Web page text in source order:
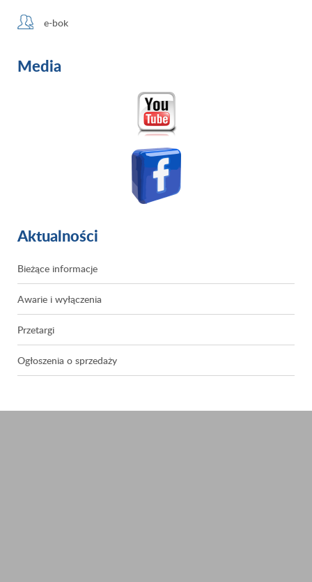
e-bok
Media
Aktualności
Bieżące informacje
Awarie i wyłączenia
Przetargi
Ogłoszenia o sprzedaży